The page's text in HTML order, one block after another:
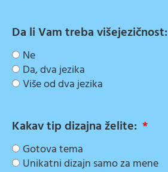
Da li Vam treba višejezičnost:
Ne
Da, dva jezika
Više od dva jezika
Kakav tip dizajna želite:
Gotova tema
Unikatni dizajn samo za mene